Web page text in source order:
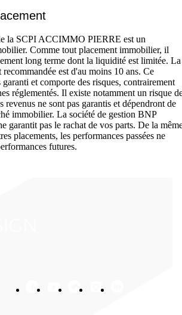
la SCPI ACCIMMO PIERRE est un
Comme tout placement immobilier, il
long terme dont la liquidité est limitée. La
recommandée est d'au moins 10 ans. Ce
garanti et comporte des risques, contrairement
réglementés. Il existe notamment un risque
revenus ne sont pas garantis et dépendront de
immobilier. La société de gestion BNP
garantit pas le rachat de vos parts. De la
placements, les performances passées ne
futures.